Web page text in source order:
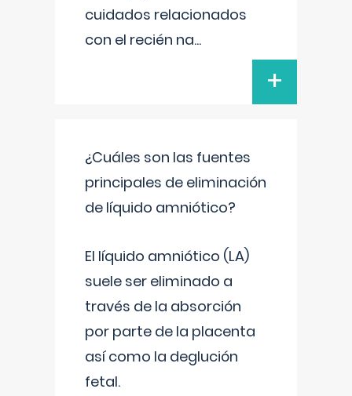
cuidados relacionados
con el recién na...
+
¿Cuáles son las fuentes
principales de eliminación
de líquido amniótico?
El líquido amniótico (LA)
suele ser eliminado a
través de la absorción
por parte de la placenta
así como la deglución
fetal.